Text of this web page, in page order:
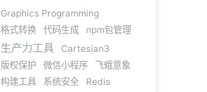
Graphics Programming
格式转换
代码生成 npm包管理
生产力工具
Cartesian3
版权保护
微信小程序
飞蛾意象
构建工具
系统安全
Redis